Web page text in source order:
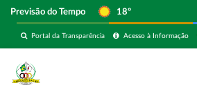
Previsão do Tempo 18º
Acesso à Informação
Portal da Transparência